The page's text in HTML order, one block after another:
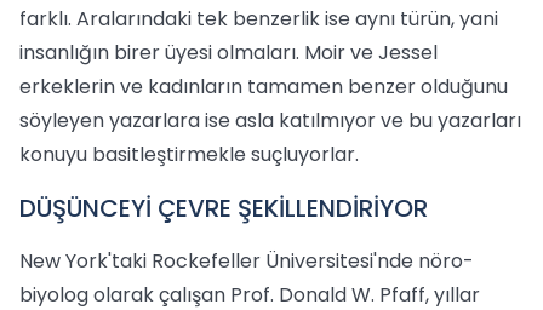
farklı. Aralarındaki tek benzerlik ise aynı türün, yani
insanlığın birer üyesi olmaları. Moir ve Jessel
erkeklerin ve kadınların tamamen benzer olduğunu
söyleyen yazarlara ise asla katılmıyor ve bu yazarları
konuyu basitleştirmekle suçluyorlar.
DÜŞÜNCEYİ ÇEVRE ŞEKİLLENDİRİYOR
New York'taki Rockefeller Üniversitesi'nde nöro-
biyolog olarak çalışan Prof. Donald W. Pfaff, yıllar